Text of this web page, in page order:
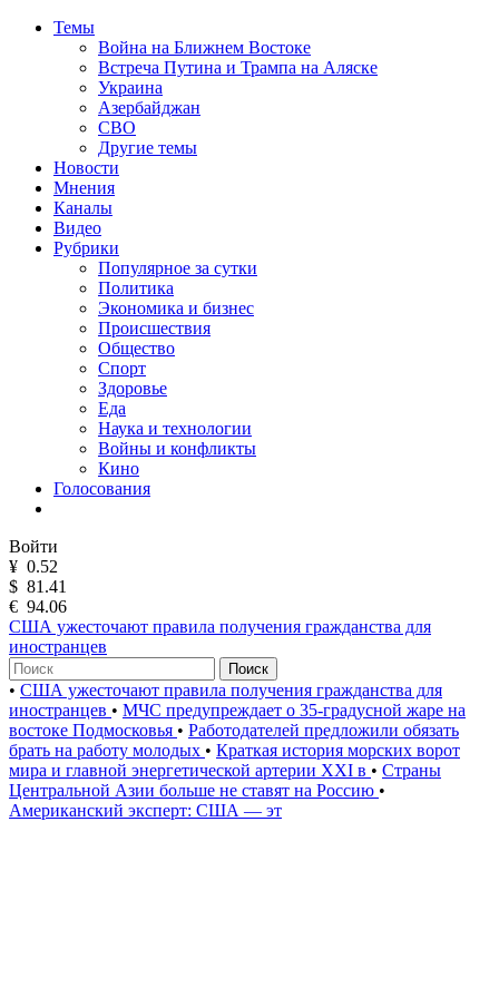
Темы
Война на Ближнем Востоке
Встреча Путина и Трампа на Аляске
Украина
Азербайджан
СВО
Другие темы
Новости
Мнения
Каналы
Видео
Рубрики
Популярное за сутки
Политика
Экономика и бизнес
Происшествия
Общество
Спорт
Здоровье
Еда
Наука и технологии
Войны и конфликты
Кино
Голосования
Войти
¥ 0.52
$ 81.41
€ 94.06
США ужесточают правила получения гражданства для
иностранцев
Поиск
• США ужесточают правила получения гражданства для
иностранцев • МЧС предупреждает о 35-градусной жаре на
востоке Подмосковья • Работодателей предложили обязать
брать на работу молодых • Краткая история морских ворот
мира и главной энергетической артерии XXI в • Страны
Центральной Азии больше не ставят на Россию •
Американский эксперт: США — эт